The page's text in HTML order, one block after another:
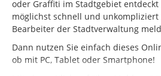
oder Graffiti im Stadtgebiet
möglichst schnell und
Bearbeiter der Stadtverwaltung
Dann nutzen Sie einfach dieses
ob mit PC, Tablet oder Smartphone!